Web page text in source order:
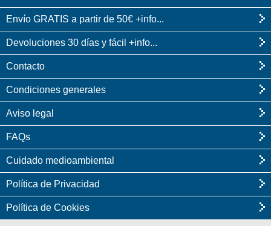
Envío GRATIS a partir de 50€ +info...
Devoluciones 30 días y fácil +info...
Contacto
Condiciones generales
Aviso legal
FAQs
Cuidado medioambiental
Política de Privacidad
Política de Cookies